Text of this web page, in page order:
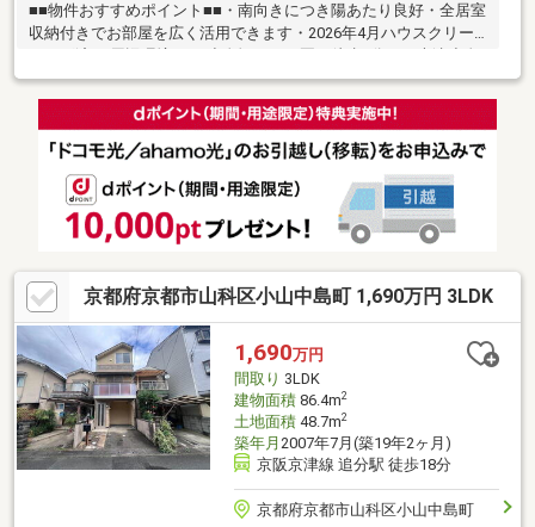
■■物件おすすめポイント■■・南向きにつき陽あたり良好・全居室
収納付きでお部屋を広く活用できます・2026年4月ハウスクリー
塚簡易郵便局（徒歩8分）・ローソン藤尾小金塚店（徒歩10分）
京都府京都市山科区小山中島町 1,690万円 3LDK
1,690万円
間取り 3LDK
建物面積86.4m2
土地面積48.7m2
築年月 2007年7月(築19年2ヶ月)
京阪京津線 追分駅 徒歩18分
京都府京都市山科区小山中島町